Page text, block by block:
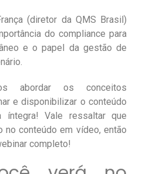
(diretor da QMS Brasil)
do compliance para
e o papel da gestão de
abordar os conceitos
e disponibilizar o conteúdo
Vale ressaltar que
conteúdo em vídeo, então
completo!